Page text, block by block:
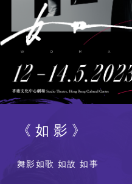
《如影》
舞影如歌 如故 如事